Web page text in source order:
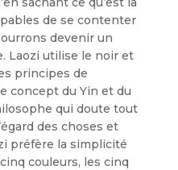
de se contenter
devenir un
Laozi utilise le noir et
principes de
concept du Yin et du
qui doute tout
des choses et
préfère la simplicité
couleurs, les cinq